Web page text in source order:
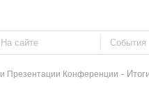
Презентации Конференции -